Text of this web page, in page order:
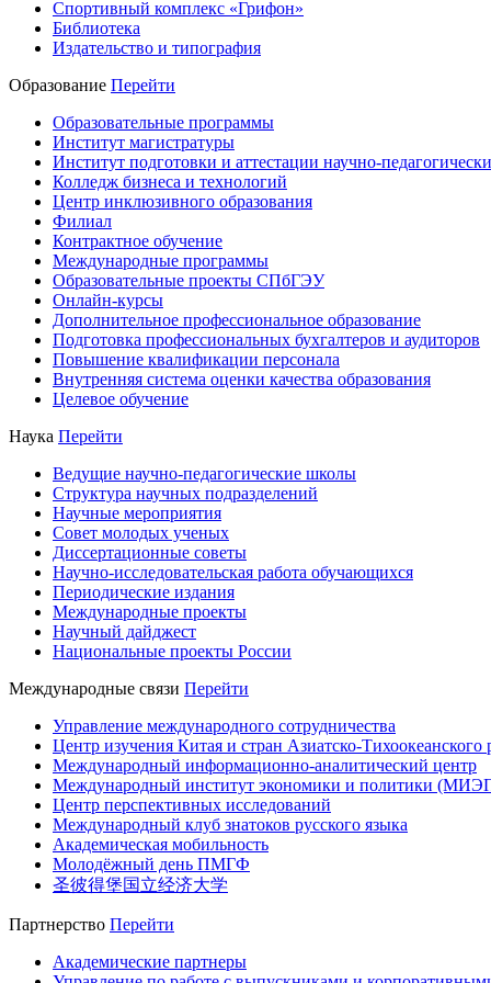
Спортивный комплекс «Грифон»
Библиотека
Издательство и типография
Образование Перейти
Образовательные программы
Институт магистратуры
Институт подготовки и аттестации научно-
Колледж бизнеса и технологий
Центр инклюзивного образования
Филиал
Контрактное обучение
Международные программы
Образовательные проекты СПбГЭУ
Онлайн-курсы
Дополнительное профессиональное образование
Подготовка профессиональных бухгалтеров и аудиторов
Повышение квалификации персонала
Внутренняя система оценки качества образования
Целевое обучение
Наука Перейти
Ведущие научно-педагогические школы
Структура научных подразделений
Научные мероприятия
Совет молодых ученых
Диссертационные советы
Научно-исследовательская работа обучающихся
Периодические издания
Международные проекты
Научный дайджест
Национальные проекты России
Международные связи Перейти
Управление международного сотрудничества
Центр изучения Китая и стран Азиатско-Тихоокеанского
Международный информационно-аналитический центр
Международный институт экономики и политики
Центр перспективных исследований
Международный клуб знатоков русского языка
Академическая мобильность
Молодёжный день ПМГФ
圣彼得堡国立经济大学
Партнерство Перейти
Академические партнеры